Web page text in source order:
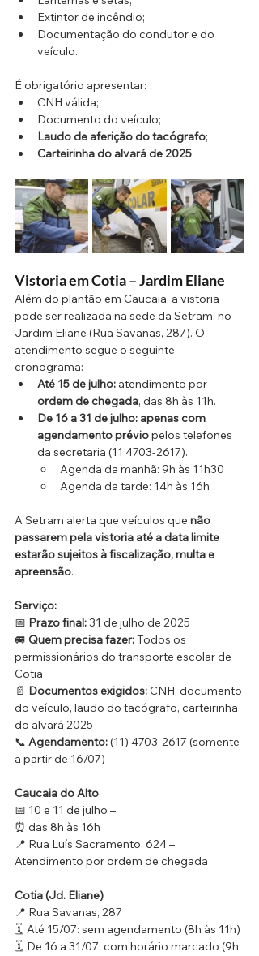
Extintor de incêndio;
Documentação do condutor e do
veículo.
É obrigatório apresentar:
CNH válida;
Documento do veículo;
Laudo de aferição do tacógrafo;
Carteirinha do alvará de 2025.
Vistoria em Cotia – Jardim Eliane
Além do plantão em Caucaia, a vistoria
pode ser realizada na sede da Setram, no
Jardim Eliane (Rua Savanas, 287). O
atendimento segue o seguinte
cronograma:
Até 15 de julho: atendimento por
ordem de chegada, das 8h às 11h.
De 16 a 31 de julho: apenas com
agendamento prévio pelos telefones
da secretaria (11 4703-2617).
Agenda da manhã: 9h às 11h30
Agenda da tarde: 14h às 16h
A Setram alerta que veículos que não
passarem pela vistoria até a data limite
estarão sujeitos à fiscalização, multa e
apreensão.
Serviço:
📅 Prazo final: 31 de julho de 2025
🚐 Quem precisa fazer: Todos os
permissionários do transporte escolar de
Cotia
📄 Documentos exigidos: CNH, documento
do veículo, laudo do tacógrafo, carteirinha
do alvará 2025
📞 Agendamento: (11) 4703-2617 (somente
a partir de 16/07)
Caucaia do Alto
📅 10 e 11 de julho –
⏰ das 8h às 16h
📍 Rua Luís Sacramento, 624 –
Atendimento por ordem de chegada
Cotia (Jd. Eliane)
📍 Rua Savanas, 287
🗓️ Até 15/07: sem agendamento (8h às 11h)
🗓️ De 16 a 31/07: com horário marcado (9h